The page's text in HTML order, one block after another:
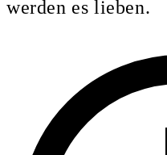
werden es lieben.